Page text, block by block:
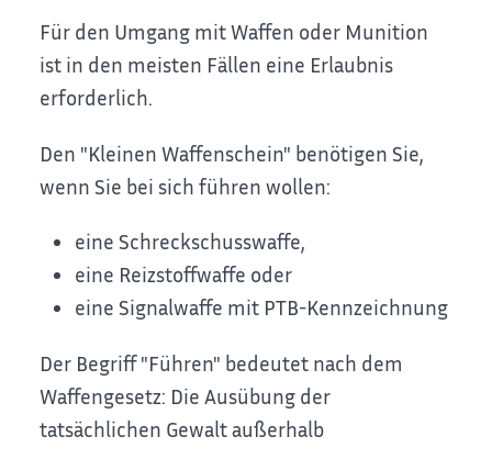
Für den Umgang mit Waffen oder Munition
ist in den meisten Fällen eine Erlaubnis
erforderlich.
Den "Kleinen Waffenschein" benötigen Sie,
wenn Sie bei sich führen wollen:
eine Schreckschusswaffe,
eine Reizstoffwaffe oder
eine Signalwaffe mit PTB-Kennzeichnung
Der Begriff "Führen" bedeutet nach dem
Waffengesetz: Die Ausübung der
tatsächlichen Gewalt außerhalb